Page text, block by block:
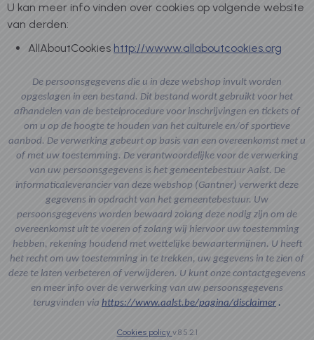
U kan meer info vinden over cookies op volgende website
van derden:
AllAboutCookies http://wwww.allaboutcookies.org
De persoonsgegevens die u in deze webshop invult worden
opgeslagen in een bestand. Dit bestand wordt gebruikt voor het
afhandelen van de bestelprocedure voor inschrijvingen en tickets of
om u op de hoogte te houden van het culturele en/of sportieve
aanbod. De verwerking gebeurt op basis van een overeenkomst met u
of met uw toestemming. De verantwoordelijke voor de verwerking
van uw persoonsgegevens is het gemeentebestuur Aalst. De
informaticaleverancier van deze webshop (Gantner) verwerkt deze
gegevens in opdracht van het gemeentebestuur. Uw
persoonsgegevens worden bewaard zolang deze nodig zijn om de
overeenkomst uit te voeren of zolang wij hiervoor uw toestemming
hebben, rekening houdend met wettelijke bewaartermijnen. U heeft
het recht om uw toestemming in te trekken, uw gegevens in te zien of
deze te laten verbeteren of verwijderen. U kunt onze contactgegevens
en meer info over de verwerking van uw persoonsgegevens
terugvinden via https://www.aalst.be/pagina/disclaimer .
Cookies policy v.8.5.2.1